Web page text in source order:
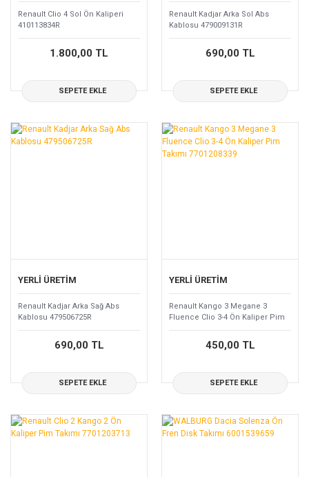
Renault Clio 4 Sol Ön Kaliperi
410113834R
1.800,00 TL
SEPETE EKLE
Renault Kadjar Arka Sol Abs
Kablosu 479009131R
690,00 TL
SEPETE EKLE
YERLİ ÜRETİM
Renault Kadjar Arka Sağ Abs
Kablosu 479506725R
690,00 TL
SEPETE EKLE
YERLİ ÜRETİM
Renault Kango 3 Megane 3
Fluence Clio 3-4 Ön Kaliper Pim
Takımı 7701208339
450,00 TL
SEPETE EKLE